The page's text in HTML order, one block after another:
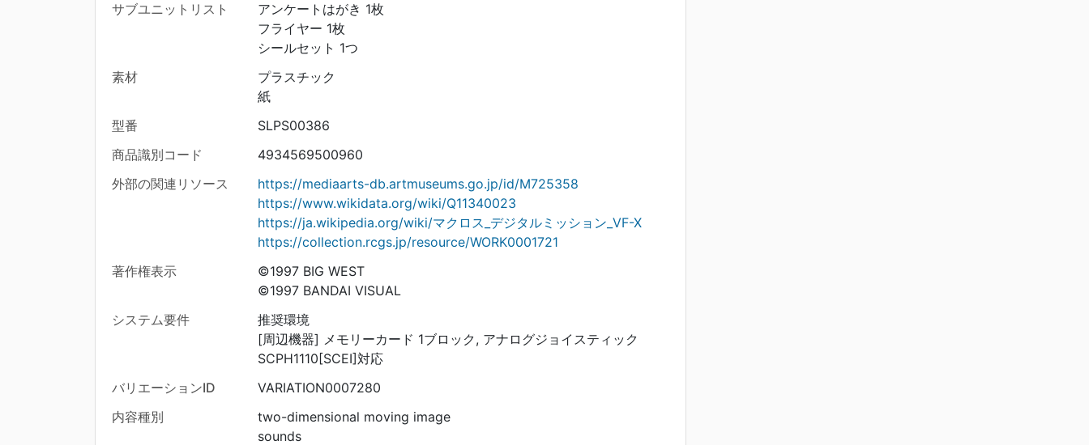
サブユニットリスト
アンケートはがき 1枚
フライヤー 1枚
シールセット 1つ
素材
プラスチック
紙
型番
SLPS00386
商品識別コード
4934569500960
外部の関連リソース
https://mediaarts-db.artmuseums.go.jp/id/M725358
https://www.wikidata.org/wiki/Q11340023
https://ja.wikipedia.org/wiki/マクロス_デジタルミッション_VF-X
https://collection.rcgs.jp/resource/WORK0001721
著作権表示
©1997 BIG WEST
©1997 BANDAI VISUAL
システム要件
推奨環境
[周辺機器] メモリーカード 1ブロック, アナログジョイスティック
SCPH1110[SCEI]対応
バリエーションID
VARIATION0007280
内容種別
two-dimensional moving image
sounds